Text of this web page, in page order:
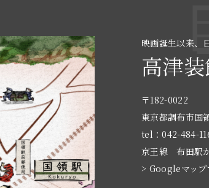
映画誕生以来、
高津
〒182-0022
東京都調布市国
tel：042-484-
京王線 布田駅
> Googleマップ